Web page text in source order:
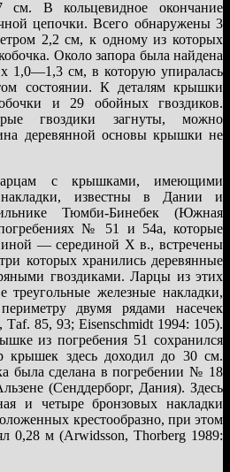
В кольцевидное окончание
цепочки. Всего обнаружены 3
2,2 см, к одному из которых
Около запора была найдена
1,0—1,3 см, в которую упиралась
состоянии. К деталям крышки
и 29 обойных гвоздиков.
гвоздики загнуты, можно
деревянной основы крышки не
с крышками, имеющими
накладки, известны в Дании и
Тюмби-Бинебек (Южная
№ 51 и 54а, которые
— серединой X в., встречены
которых хранились деревянные
гвоздиками. Ларцы из этих
треугольные железные накладки,
двумя рядами насечек
85, 93; Eisenschmidt 1994: 105).
из погребения 51 сохранился
крышек здесь доходил до 30 см.
была сделана в погребении № 18
(Сенддерборг, Дания). Здесь
и четыре бронзовых накладки
крестообразно, при этом
0,28 м (Arwidsson, Thorberg 1989: